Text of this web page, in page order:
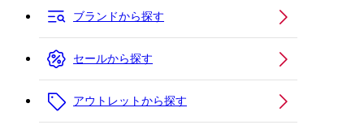
ブランドから探す
セールから探す
アウトレットから探す